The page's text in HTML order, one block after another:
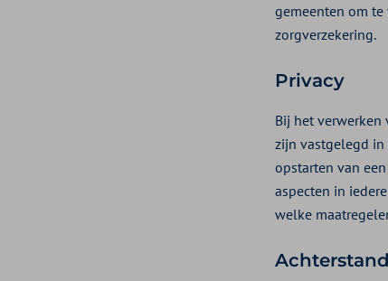
gemeenten om
zorgverzekering.
Privacy
Bij het verwerken
zijn vastgelegd in
opstarten van
aspecten in
welke